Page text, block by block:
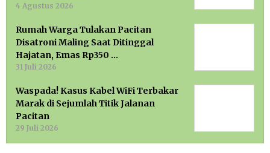
4 Agustus 2026
Rumah Warga Tulakan Pacitan
Disatroni Maling Saat Ditinggal
Hajatan, Emas Rp350 …
31 Juli 2026
Waspada! Kasus Kabel WiFi Terbakar
Marak di Sejumlah Titik Jalanan
Pacitan
29 Juli 2026